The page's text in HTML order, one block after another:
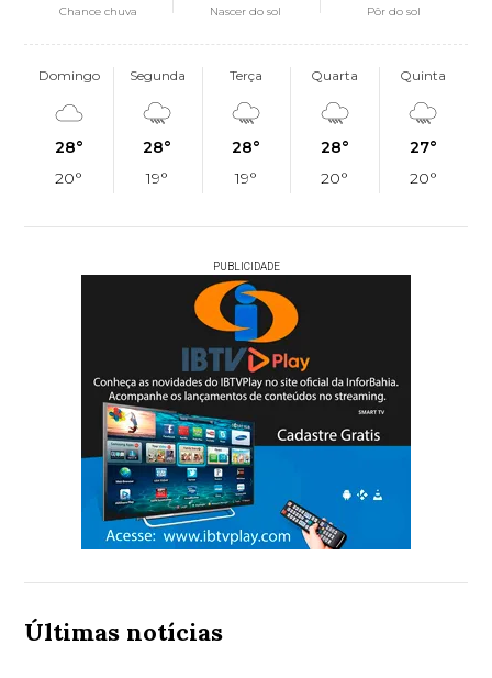
Chance chuva Nascer do sol Pôr do sol
Domingo
28°
20°
Segunda
28°
19°
Terça
28°
19°
Quarta
28°
20°
Quinta
27°
20°
PUBLICIDADE
Últimas notícias